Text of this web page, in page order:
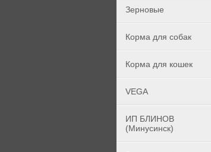
Зерновые
Корма для собак
Корма для кошек
VEGA
ИП БЛИНОВ
(Минусинск)